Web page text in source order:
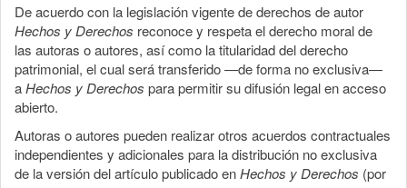
De acuerdo con la legislación vigente de derechos de autor
Hechos y Derechos reconoce y respeta el derecho moral de
las autoras o autores, así como la titularidad del derecho
patrimonial, el cual será transferido —de forma no exclusiva—
aHechos y Derechos para permitir su difusión legal en acceso
abierto.
Autoras o autores pueden realizar otros acuerdos contractuales
independientes y adicionales para la distribución no exclusiva
de la versión del artículo publicado enHechos y Derechos (por